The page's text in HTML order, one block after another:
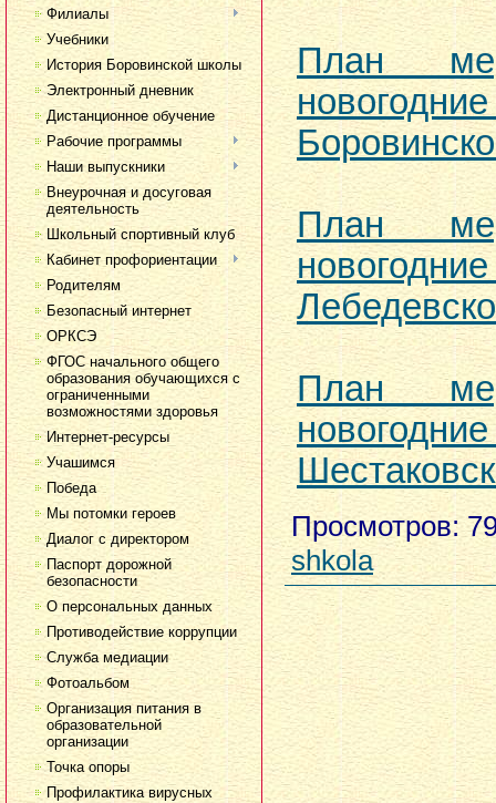
Филиалы
Учебники
История Боровинской школы
Электронный дневник
Дистанционное обучение
Рабочие программы
Наши выпускники
Внеурочная и досуговая
деятельность
Школьный спортивный клуб
Кабинет профориентации
Родителям
Безопасный интернет
ОРКСЭ
ФГОС начального общего
образования обучающихся с
ограниченными
возможностями здоровья
Интернет-ресурсы
Учашимся
Победа
Мы потомки героев
Диалог с директором
Паспорт дорожной
безопасности
О персональных данных
Противодействие коррупции
Служба медиации
Фотоальбом
Организация питания в
образовательной
организации
Точка опоры
Профилактика вирусных
План
План
План
Просмотров:
shkola